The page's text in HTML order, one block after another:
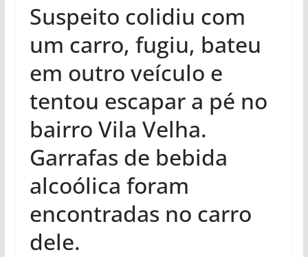
Suspeito colidiu com
um carro, fugiu, bateu
em outro veículo e
tentou escapar a pé no
bairro Vila Velha.
Garrafas de bebida
alcoólica foram
encontradas no carro
dele.